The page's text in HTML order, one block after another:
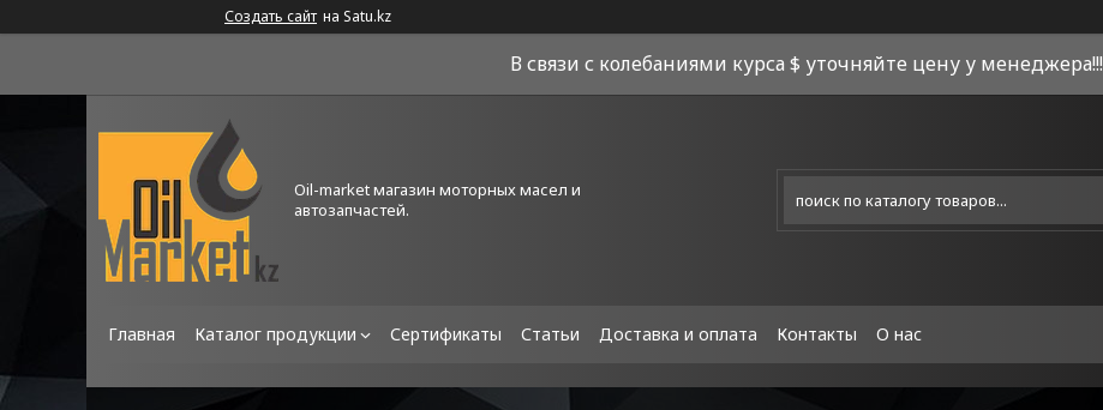
Создать сайт на Satu.kz
В связи с колебаниями курса $ уточняйте цену у менеджера!!!
Oil-market магазин моторных масел и
автозапчастей.
Главная Каталог продукции Сертификаты Статьи Доставка и оплата Контакты О нас